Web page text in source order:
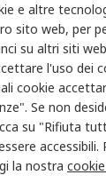
e altre
sito web, per
su altri siti
l'uso dei
cookie
Se non
su "Rifiuta
accessibili.
la nostra